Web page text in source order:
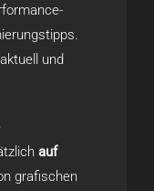
und
auf
grafischen